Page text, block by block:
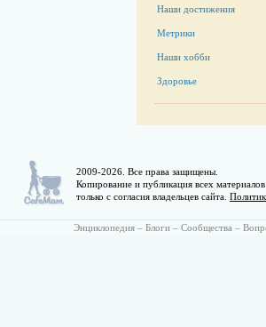
Наши достижения
Метрики
Наши хобби
Здоровье
2009-2026. Все права защищены.
Копирование и публикация всех материалов
только с согласия владельцев сайта.
Энциклопедия – Блоги – Сообщества –